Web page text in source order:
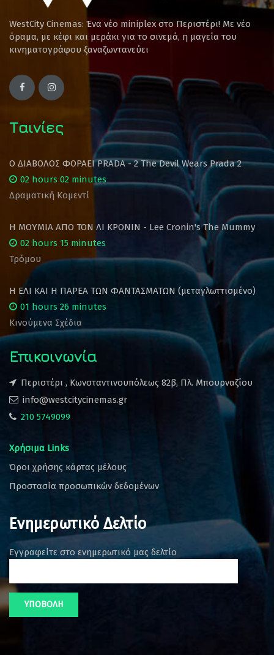
WestCity Cinemas: Ένα νέο miniplex στο Περιστέρι! Mε νέο
όραμα, με κέφι και μεράκι για το σινεμά, η μαγεία του
κινηματογράφου ξαναζωντανεύει
Ταινίες
Ο ΔΙΑΒΟΛΟΣ ΦΟΡΑΕΙ PRADA - 2 The Devil Wears Prada 2
02 hours 02 minutes
Δραματική Κομεντί
Η ΜΟΥΜΙΑ ΑΠΟ ΤΟΝ ΛΙ ΚΡΟΝΙΝ - Lee Cronin's The Mummy
02 hours 15 minutes
Τρόμου
Η ΕΛΙ ΚΑΙ Η ΠΑΡΕΑ ΤΩΝ ΦΑΝΤΑΣΜΑΤΩΝ (μεταγλωττισμένο)
01 hours 26 minutes
Κινούμενα Σχέδια
Επικοινωνία
Περιστέρι , Κωνσταντινουπόλεως 82β, Πλ. Μπουρναζίου
info@westcitycinemas.gr
210 5749099
Χρήσιμα Links
Όροι χρήσης κάρτας μέλους
Προστασία προσωπικών δεδομένων
Ενημερωτικό Δελτίο
Εγγραφείτε στο ενημερωτικό μας δελτίο